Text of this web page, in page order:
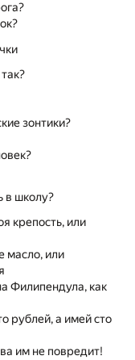
зонтики?
в школу?
крепость, или
масло, или
Филипендула, как
рублей, а имей сто
им не повредит!